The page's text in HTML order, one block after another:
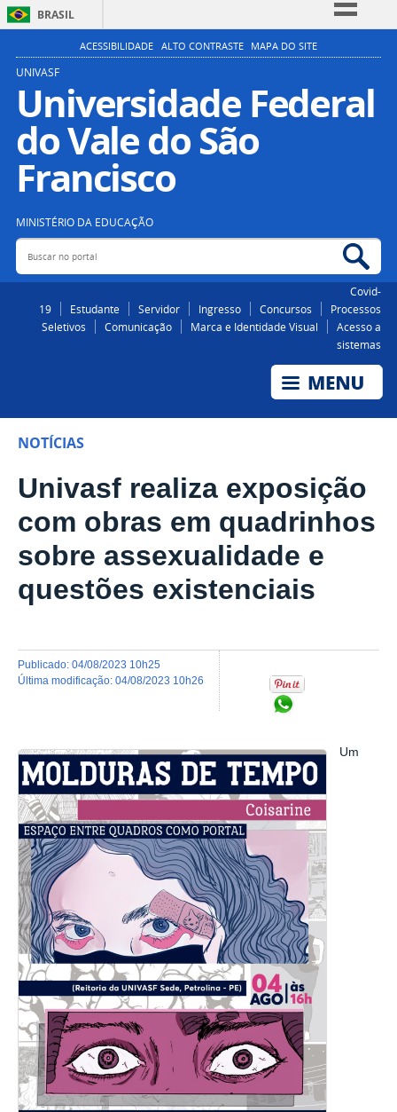
BRASIL
Simplifique!
Participe
Acesso à informação
Legislação
ACESSIBILIDADE ALTO CONTRASTE MAPA DO SITE
UNIVASF
Universidade Federal
do Vale do São
Francisco
MINISTÉRIO DA EDUCAÇÃO
Buscar no portal
Covid-
19
Estudante Servidor Ingresso Concursos
Processos
Seletivos
Comunicação Marca e Identidade Visual
Acesso a
sistemas
NOTÍCIAS
Univasf realiza exposição
com obras em quadrinhos
sobre assexualidade e
questões existenciais
publicado: 04/08/2023 10h25
última modificação: 04/08/2023 10h26
Um